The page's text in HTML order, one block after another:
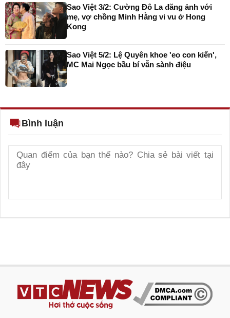
Sao Việt 3/2: Cường Đô La đăng ảnh với
mẹ, vợ chồng Minh Hằng vi vu ở Hong
Kong
Sao Việt 5/2: Lệ Quyên khoe 'eo con kiến',
MC Mai Ngọc bầu bí vẫn sành điệu
Bình luận